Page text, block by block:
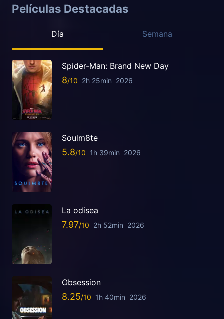
Películas Destacadas
Día Semana
Spider-Man: Brand New Day
8 2h 25min 2026
Soulm8te
5.8 1h 39min 2026
La odisea
7.97 2h 52min 2026
Obsession
8.25 1h 40min 2026